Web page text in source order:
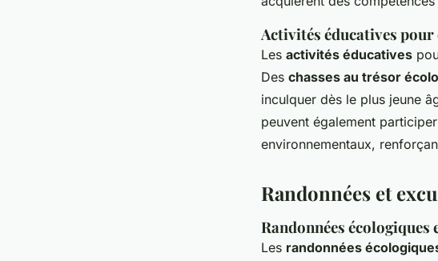
Activités éducatives pour
Les activités éducatives
Des chasses au trésor
inculquer dès le plus jeune
peuvent également
environnementaux,
Randonnées et
Randonnées
Les randonnées